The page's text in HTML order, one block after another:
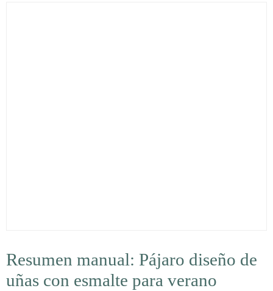
Resumen manual: Pájaro diseño de
uñas con esmalte para verano